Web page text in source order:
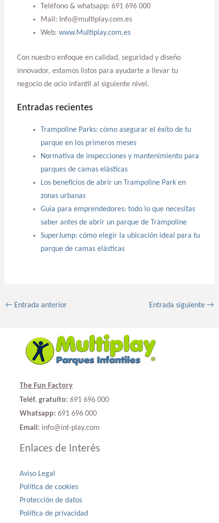
Teléfono & whatsapp: 691 696 000
Mail: Info@multiplay.com.es
Web: www.Multiplay.com.es
Con nuestro enfoque en calidad, seguridad y diseño
innovador, estamos listos para ayudarte a llevar tu
negocio de ocio infantil al siguiente nivel.
Entradas recientes
Trampoline Parks: cómo asegurar el éxito de tu
parque en los primeros meses
Normativa de inspecciones y mantenimiento para
parques de camas elásticas
Los beneficios de abrir un Trampoline Park en
zonas urbanas
Guía para emprendedores: todo lo que necesitas
saber antes de abrir un parque de Trampoline
SuperJump: cómo elegir la ubicación ideal para tu
parque de camas elásticas
←Entrada anterior Entrada siguiente→
The Fun Factory
Teléf. gratuito: 691 696 000
Whatsapp: 691 696 000
Email: info@int-play.com
Enlaces de Interés
Aviso Legal
Política de cookies
Protección de datos
Política de privacidad